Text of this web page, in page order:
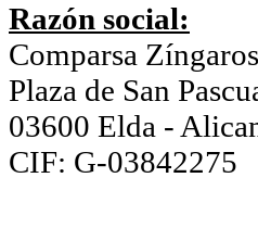
Razón social:
Comparsa
Plaza de San
03600 Elda -
CIF: G-03842275